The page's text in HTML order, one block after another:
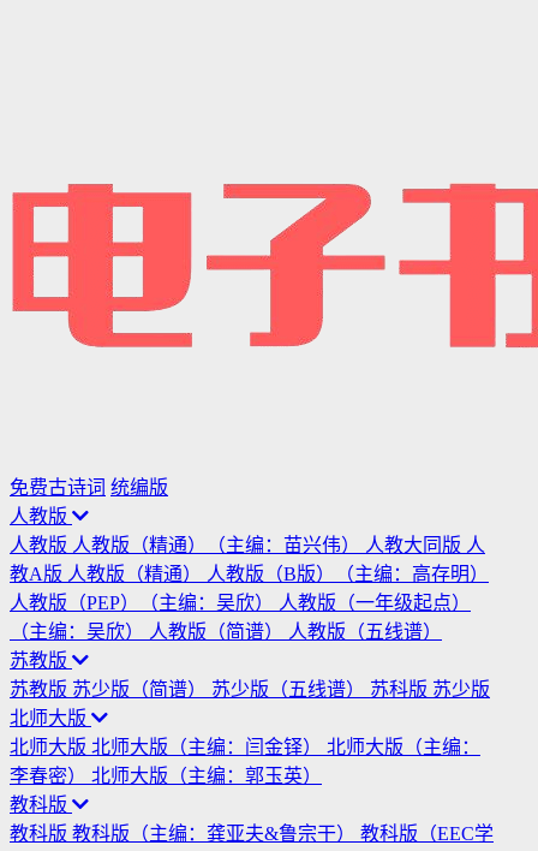
免费古诗词 统编版
人教版
人教版 人教版（精通）（主编：苗兴伟） 人教大同版 人
教A版 人教版（精通）
人教版（B版）（主编：高存明）
人教版（PEP）（主编：吴欣）
人教版（一年级起点）
（主编：吴欣）
人教版（简谱）
人教版（五线谱）
苏教版
苏教版 苏少版（简谱） 苏少版（五线谱） 苏科版 苏少版
北师大版
北师大版 北师大版（主编：闫金铎） 北师大版（主编：
李春密） 北师大版（主编：郭玉英）
教科版
教科版 教科版（主编：龚亚夫&鲁宗干） 教科版（EEC学